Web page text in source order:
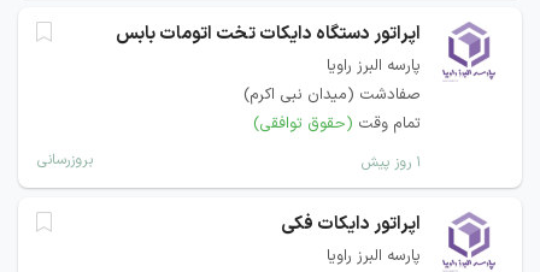
اپراتور دستگاه دایکات تخت اتومات بابس
پارسه البرز راویا
صفادشت (میدان نبی اکرم)
تمام وقت (حقوق توافقی)
۱ روز پیش بروزرسانی
اپراتور دایکات فکی
پارسه البرز راویا